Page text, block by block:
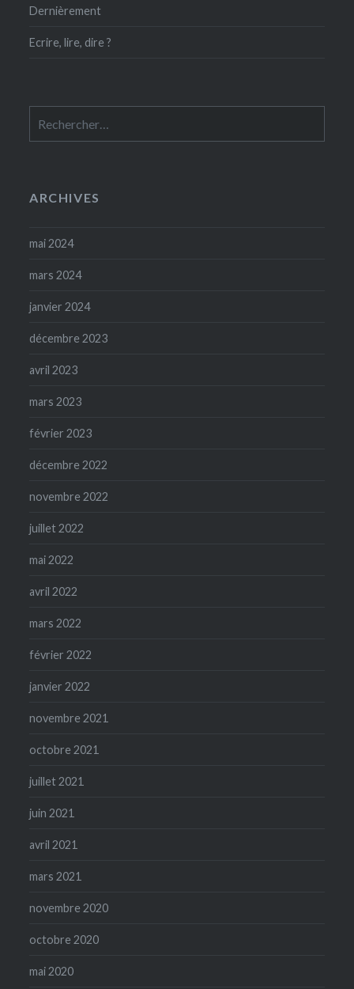
Dernièrement
Ecrire, lire, dire ?
ARCHIVES
mai 2024
mars 2024
janvier 2024
décembre 2023
avril 2023
mars 2023
février 2023
décembre 2022
novembre 2022
juillet 2022
mai 2022
avril 2022
mars 2022
février 2022
janvier 2022
novembre 2021
octobre 2021
juillet 2021
juin 2021
avril 2021
mars 2021
novembre 2020
octobre 2020
mai 2020